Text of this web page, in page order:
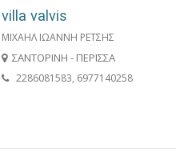
villa valvis
ΜΙΧΑΗΛ ΙΩΑΝΝΗ ΡΕΤΣΗΣ
ΣΑΝΤΟΡΙΝΗ - ΠΕΡΙΣΣΑ
2286081583, 6977140258